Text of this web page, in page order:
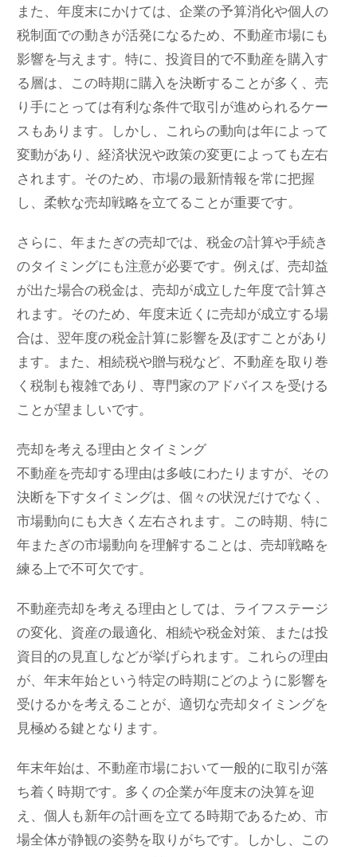
また、年度末にかけては、企業の予算消化や個人の
税制面での動きが活発になるため、不動産市場にも
影響を与えます。特に、投資目的で不動産を購入す
る層は、この時期に購入を決断することが多く、売
り手にとっては有利な条件で取引が進められるケー
スもあります。しかし、これらの動向は年によって
変動があり、経済状況や政策の変更によっても左右
されます。そのため、市場の最新情報を常に把握
し、柔軟な売却戦略を立てることが重要です。
さらに、年またぎの売却では、税金の計算や手続き
のタイミングにも注意が必要です。例えば、売却益
が出た場合の税金は、売却が成立した年度で計算さ
れます。そのため、年度末近くに売却が成立する場
合は、翌年度の税金計算に影響を及ぼすことがあり
ます。また、相続税や贈与税など、不動産を取り巻
く税制も複雑であり、専門家のアドバイスを受ける
ことが望ましいです。
売却を考える理由とタイミング
不動産を売却する理由は多岐にわたりますが、その
決断を下すタイミングは、個々の状況だけでなく、
市場動向にも大きく左右されます。この時期、特に
年またぎの市場動向を理解することは、売却戦略を
練る上で不可欠です。
不動産売却を考える理由としては、ライフステージ
の変化、資産の最適化、相続や税金対策、または投
資目的の見直しなどが挙げられます。これらの理由
が、年末年始という特定の時期にどのように影響を
受けるかを考えることが、適切な売却タイミングを
見極める鍵となります。
年末年始は、不動産市場において一般的に取引が落
ち着く時期です。多くの企業が年度末の決算を迎
え、個人も新年の計画を立てる時期であるため、市
場全体が静観の姿勢を取りがちです。しかし、この